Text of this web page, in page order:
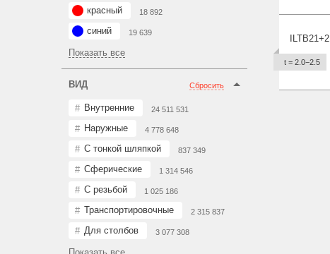
красный 18 892
синий 19 639
Показать все
ВИД Сбросить
Внутренние 24 511 531
Наружные 4 778 648
С тонкой шляпкой 837 349
Сферические 1 314 546
С резьбой 1 025 186
Транспортировочные 2 315 837
Для столбов 3 077 308
ILTB21+2
t = 2.0−2.5